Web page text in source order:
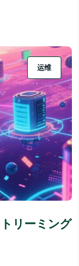
运维
リーミング